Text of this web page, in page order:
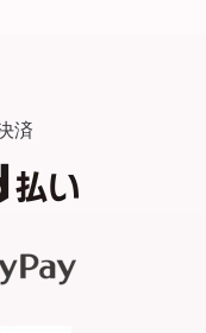
済